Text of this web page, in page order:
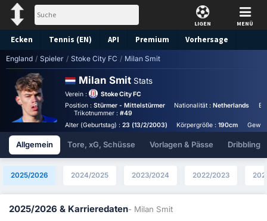
LIGEN MENÜ
Ecken Tennis (EN) API Premium Vorhersage
England / Spieler / Stoke City FC / Milan Smit
Milan Smit Stats
Verein :
Stoke City FC
Position : Stürmer - Mittelstürmer Nationalität :Netherlands
Trikotnummer :#49
Alter (Geburtstag) : 23 (13/2/2003) Körpergröße :190cm
Allgemein Tore, xG, Schüsse Vorlagen & Pässe Dribbling
2025/2026 2024/2025 2023/2024 2022/2023
2025/2026 & Karrieredaten- Milan Smit